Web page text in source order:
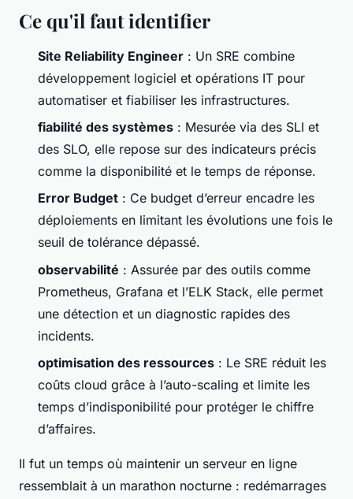
Ce qu'il faut identifier
Site Reliability Engineer : Un SRE combine
développement logiciel et opérations IT pour
automatiser et fiabiliser les infrastructures.
fiabilité des systèmes : Mesurée via des SLI et
des SLO, elle repose sur des indicateurs précis
comme la disponibilité et le temps de réponse.
Error Budget : Ce budget d’erreur encadre les
déploiements en limitant les évolutions une fois le
seuil de tolérance dépassé.
observabilité : Assurée par des outils comme
Prometheus, Grafana et l’ELK Stack, elle permet
une détection et un diagnostic rapides des
incidents.
optimisation des ressources : Le SRE réduit les
coûts cloud grâce à l’auto-scaling et limite les
temps d’indisponibilité pour protéger le chiffre
d’affaires.
Il fut un temps où maintenir un serveur en ligne
ressemblait à un marathon nocturne : redémarrages